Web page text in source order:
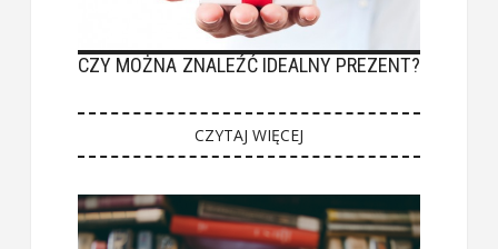
CZY MOŻNA ZNALEŹĆ IDEALNY PREZENT?
CZYTAJ WIĘCEJ